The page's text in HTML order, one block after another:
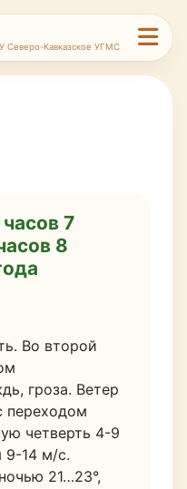
Северо-Кавказское УГМС
7
8
Во второй
гроза. Ветер
переходом
четверть 4-9
9-14 м/с.
21…23°,